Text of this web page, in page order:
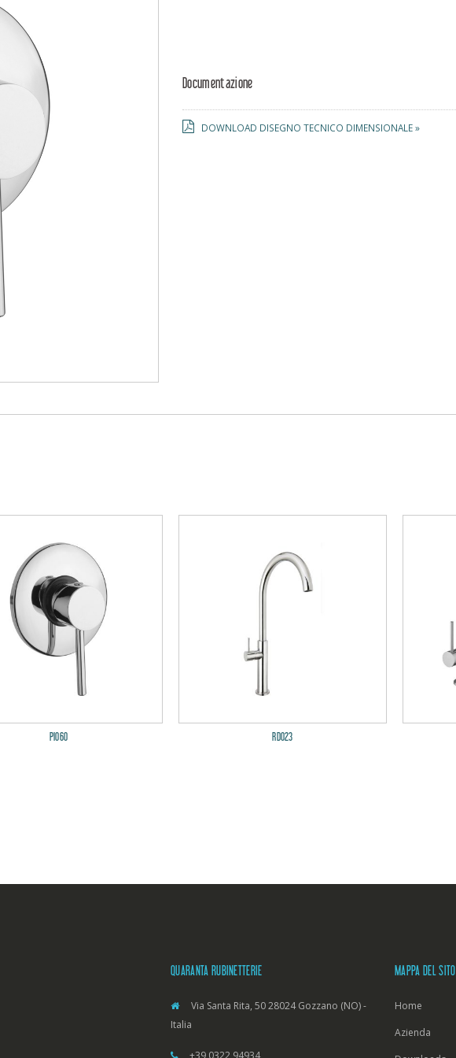
Documentazione
DOWNLOAD DISEGNO TECNICO DIMENSIONALE »
PI060 RD023
QUARANTA RUBINETTERIE
Via Santa Rita, 50 28024 Gozzano (NO) -
Italia
+39 0322 94934
MAPPA DEL SITO
Home
Azienda